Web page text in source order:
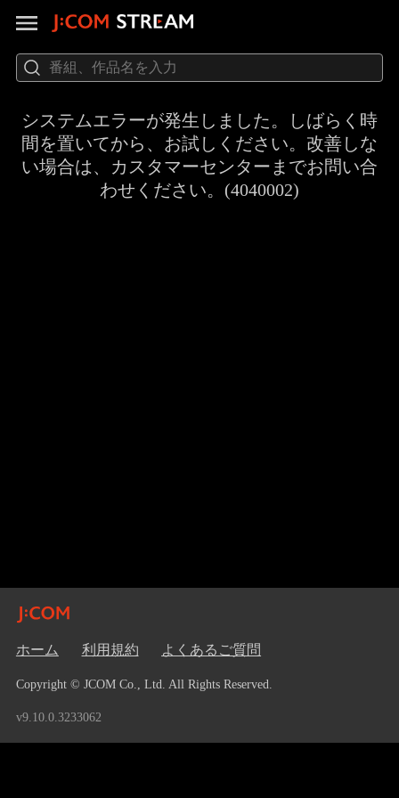
システムエラーが発生しました。しばらく時
間を置いてから、お試しください。改善しな
い場合は、カスタマーセンターまでお問い合
わせください。(4040002)
ホーム 利用規約 よくあるご質問
Copyright © JCOM Co., Ltd. All Rights Reserved.
v9.10.0.3233062